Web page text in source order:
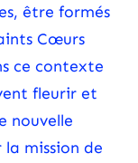
être formés
Cœurs
ce contexte
fleurir et
nouvelle
mission de